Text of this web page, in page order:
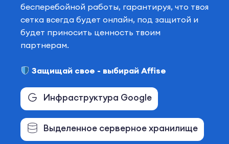
бесперебойной работы, гарантируя, что твоя
сетка всегда будет онлайн, под защитой и
будет приносить ценность твоим
партнерам.
Защищай свое - выбирай Affise
Инфраструктура Google
Выделенное серверное хранилище